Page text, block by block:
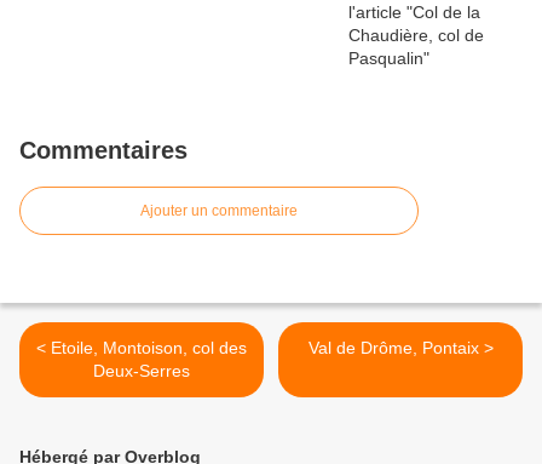
Commentaires
Ajouter un commentaire
< Etoile, Montoison, col des
Deux-Serres
Val de Drôme, Pontaix >
Hébergé par Overblog